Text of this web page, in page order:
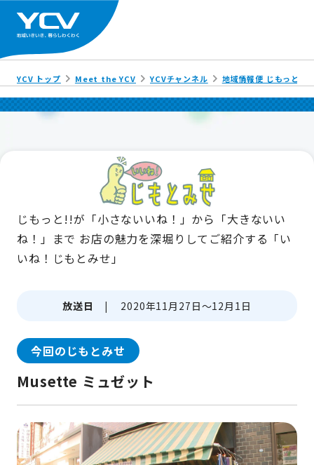
YCV トップ Meet the YCV YCVチャンネル 地域情報便 じもっと!!
じもっと!!が「小さないいね！」から「大きないい
ね！」まで お店の魅力を深堀りしてご紹介する「い
いね！じもとみせ」
放送日 | 2020年11月27日～12月1日
今回のじもとみせ
Musette ミュゼット